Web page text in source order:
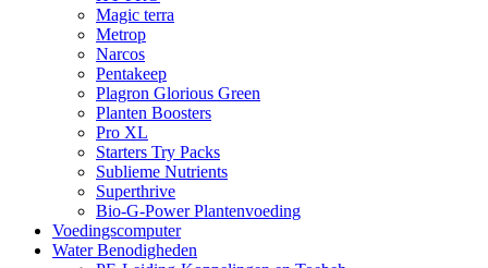
Magic terra
Metrop
Narcos
Pentakeep
Plagron Glorious Green
Planten Boosters
Pro XL
Starters Try Packs
Sublieme Nutrients
Superthrive
Bio-G-Power Plantenvoeding
Voedingscomputer
Water Benodigheden